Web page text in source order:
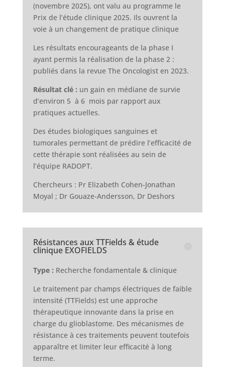
(novembre 2025), ont valu au programme le
Prix de l’étude clinique 2025. Ils ouvrent la
voie à un changement de pratique clinique
Les résultats encourageants de la phase I
ayant permis la réalisation de la phase 2 :
publiés dans la revue The Oncologist en 2023.
Résultat clé : un gain en médiane de survie
d’environ 5 à 6 mois par rapport aux
pratiques actuelles.
Des études biologiques sanguines et
tumorales permettant de prédire l’efficacité de
cette thérapie sont réalisées au sein de
l’équipe RADOPT.
Chercheurs : Pr Elizabeth Cohen-Jonathan
Moyal ; Dr Gouaze-Andersson, Dr Deshors
Résistances aux TTFields & étude
clinique EXOFIELDS
Type : Recherche fondamentale & clinique
Le traitement par champs électriques de faible
intensité (TTFields) est une approche
thérapeutique innovante dans la prise en
charge du glioblastome. Des mécanismes de
résistance à ces traitements peuvent toutefois
apparaître et limiter leur efficacité à long
terme.